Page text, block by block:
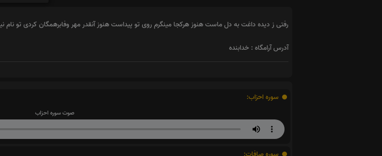
رفتی ز دیده داغت به دل ماست هنوز هرکجا مینگرم روی تو پیداست هنوز آنقدر مهر وفابرهمگان کردی تو
آدرس آرامگاه : خدابنده
سوره احزاب:
صوت سوره احزاب